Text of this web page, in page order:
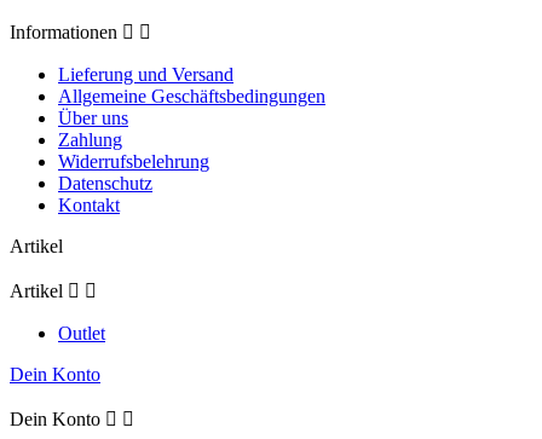
Informationen  
Lieferung und Versand
Allgemeine Geschäftsbedingungen
Über uns
Zahlung
Widerrufsbelehrung
Datenschutz
Kontakt
Artikel
Artikel  
Outlet
Dein Konto
Dein Konto  